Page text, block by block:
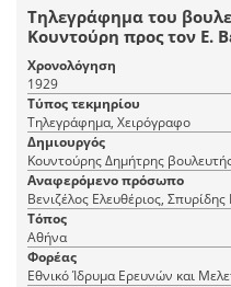
Τηλεγράφημα του
Κουντούρη προς τον Ε.
εκφράζει την
τοποθέτηση σε
Σπυρίδη.
Χρονολόγηση
1929
Τύπος τεκμηρίου
Τηλεγράφημα, Χειρόγραφο
Δημιουργός
Κουντούρης Δημήτρης
Αναφερόμενο πρόσωπο
Βενιζέλος Ελευθέριος,
Τόπος
Αθήνα
Φορέας
Εθνικό Ίδρυμα Ερευνών και